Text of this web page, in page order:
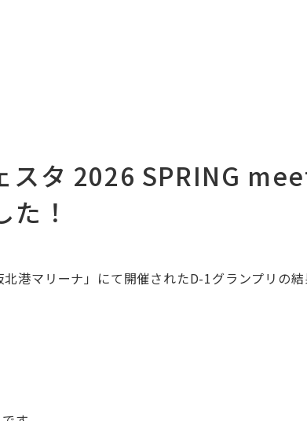
スタ 2026 SPRING
！
港マリーナ 」にて開催されたD-1グランプリの